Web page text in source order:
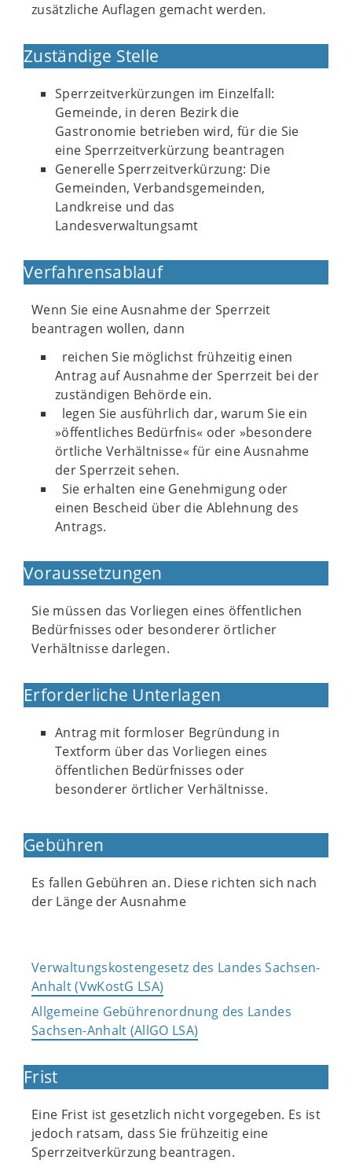
zusätzliche Auflagen gemacht werden.
Zuständige Stelle
Sperrzeitverkürzungen im Einzelfall:
Gemeinde, in deren Bezirk die
Gastronomie betrieben wird, für die Sie
eine Sperrzeitverkürzung beantragen
Generelle Sperrzeitverkürzung: Die
Gemeinden, Verbandsgemeinden,
Landkreise und das
Landesverwaltungsamt
Verfahrensablauf
Wenn Sie eine Ausnahme der Sperrzeit
beantragen wollen, dann
reichen Sie möglichst frühzeitig einen
Antrag auf Ausnahme der Sperrzeit bei der
zuständigen Behörde ein.
legen Sie ausführlich dar, warum Sie ein
»öffentliches Bedürfnis« oder »besondere
örtliche Verhältnisse« für eine Ausnahme
der Sperrzeit sehen.
Sie erhalten eine Genehmigung oder
einen Bescheid über die Ablehnung des
Antrags.
Voraussetzungen
Sie müssen das Vorliegen eines öffentlichen
Bedürfnisses oder besonderer örtlicher
Verhältnisse darlegen.
Erforderliche Unterlagen
Antrag mit formloser Begründung in
Textform über das Vorliegen eines
öffentlichen Bedürfnisses oder
besonderer örtlicher Verhältnisse.
Gebühren
Es fallen Gebühren an. Diese richten sich nach
der Länge der Ausnahme
Verwaltungskostengesetz des Landes Sachsen-
Anhalt (VwKostG LSA)
Allgemeine Gebührenordnung des Landes
Sachsen-Anhalt (AllGO LSA)
Frist
Eine Frist ist gesetzlich nicht vorgegeben. Es ist
jedoch ratsam, dass Sie frühzeitig eine
Sperrzeitverkürzung beantragen.